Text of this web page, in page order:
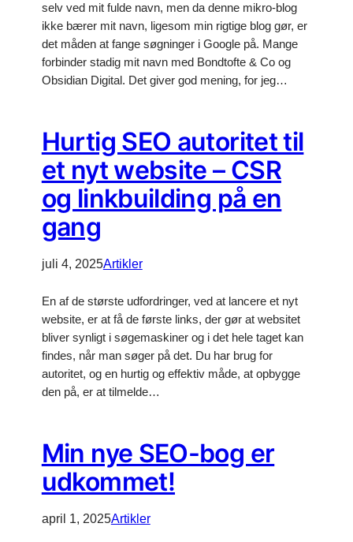
selv ved mit fulde navn, men da denne mikro-blog
ikke bærer mit navn, ligesom min rigtige blog gør, er
det måden at fange søgninger i Google på. Mange
forbinder stadig mit navn med Bondtofte & Co og
Obsidian Digital. Det giver god mening, for jeg…
Hurtig SEO autoritet til
et nyt website – CSR
og linkbuilding på en
gang
juli 4, 2025Artikler
En af de største udfordringer, ved at lancere et nyt
website, er at få de første links, der gør at websitet
bliver synligt i søgemaskiner og i det hele taget kan
findes, når man søger på det. Du har brug for
autoritet, og en hurtig og effektiv måde, at opbygge
den på, er at tilmelde…
Min nye SEO-bog er
udkommet!
april 1, 2025Artikler